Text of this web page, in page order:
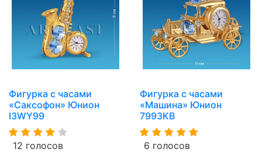
Фигурка с часами
«Саксофон» Юнион
I3WY99
12 голосов
Фигурка с часами
«Машина» Юнион
7993KB
6 голосов